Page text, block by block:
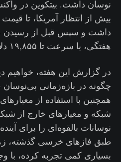
نوسان داشت. بیتکوین در
داشت و سپس قبل از رسیدن
هفتگی، با سرعت تا ۱۹,۸۵۵ دلار افزایش داشت.
در گزارش این هفته، خواهیم
چگونه در بازه‌زمانی
همچنین با استفاده از
شبکه و معیارهای خارج از
نوسانات بالقوه‌ای را برای
طبق فازهای خرسی گذشته،
بسیاری کمی تجربه کرده، با